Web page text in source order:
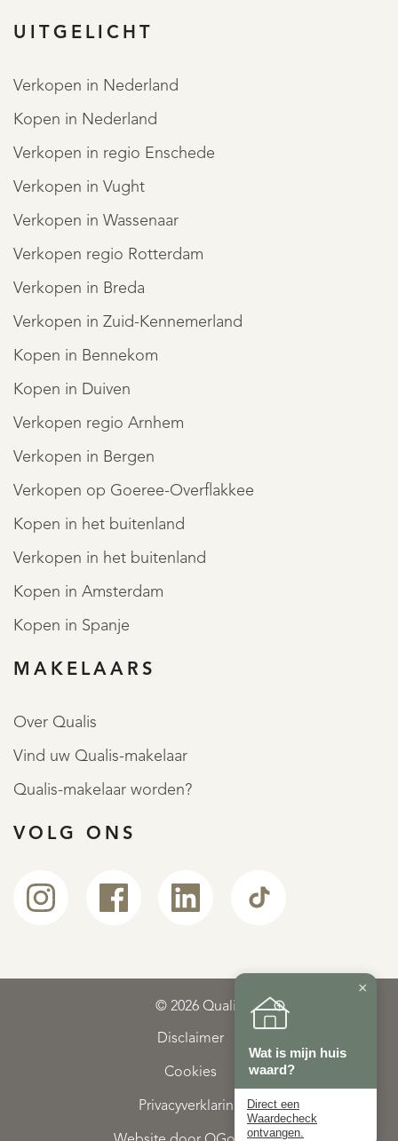
UITGELICHT
Verkopen in Nederland
Kopen in Nederland
Verkopen in regio Enschede
Verkopen in Vught
Verkopen in Wassenaar
Verkopen regio Rotterdam
Verkopen in Breda
Verkopen in Zuid-Kennemerland
Kopen in Bennekom
Kopen in Duiven
Verkopen regio Arnhem
Verkopen in Bergen
Verkopen op Goeree-Overflakkee
Kopen in het buitenland
Verkopen in het buitenland
Kopen in Amsterdam
Kopen in Spanje
MAKELAARS
Over Qualis
Vind uw Qualis-makelaar
Qualis-makelaar worden?
VOLG ONS
© 2026 Qualis
Disclaimer
Cookies
Privacyverklaring
×
Wat is mijn huis
waard?
Direct een
Waardecheck
ontvangen.